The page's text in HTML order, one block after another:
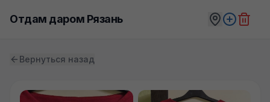
Отдам даром Рязань
Вернуться назад